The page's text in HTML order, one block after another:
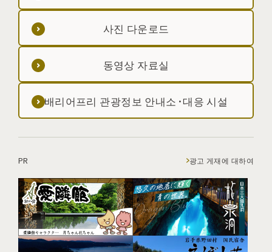
사진 다운로드
동영상 자료실
배리어프리 관광정보 안내소·대응 시설
PR 광고 게재에 대하여